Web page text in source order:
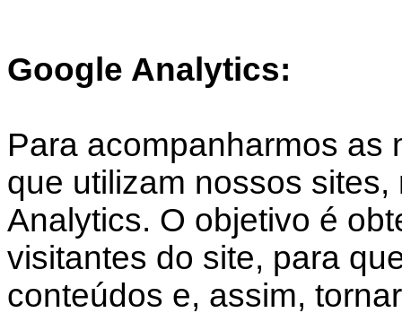
Google Analytics:
Para acompanharmos as
que utilizam nossos
Analytics. O objetivo é
visitantes do site, para
conteúdos e, assim,